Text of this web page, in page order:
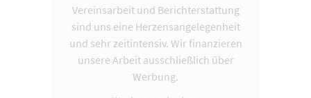
Vereinsarbeit und Berichterstattung
sind uns eine Herzensangelegenheit
und sehr zeitintensiv. Wir finanzieren
unsere Arbeit ausschließlich über
Werbung.